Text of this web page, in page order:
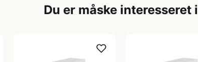
Du er måske interesseret i